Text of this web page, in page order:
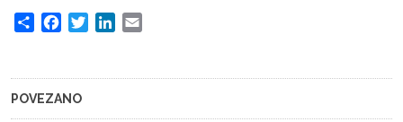
Share FacebookTwitterLinkedIn
POVEZANO